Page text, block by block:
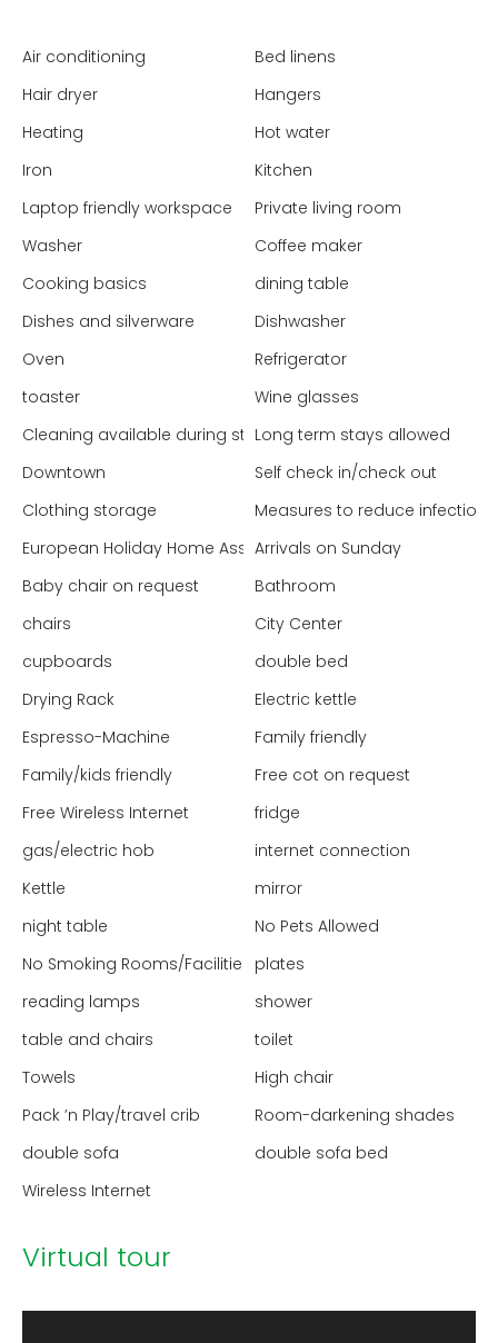
Air conditioning
Bed linens
Hair dryer
Hangers
Heating
Hot water
Iron
Kitchen
Laptop friendly workspace
Private living room
Washer
Coffee maker
Cooking basics
dining table
Dishes and silverware
Dishwasher
Oven
Refrigerator
toaster
Wine glasses
Cleaning available during stayLong term stays allowed
Downtown
Self check in/check out
Clothing storage
Measures to reduce infection
European Holiday Home Association (EHHA - Europe)
Arrivals on Sunday
Baby chair on request
Bathroom
chairs
City Center
cupboards
double bed
Drying Rack
Electric kettle
Espresso-Machine
Family friendly
Family/kids friendly
Free cot on request
Free Wireless Internet
fridge
gas/electric hob
internet connection
Kettle
mirror
night table
No Pets Allowed
No Smoking Rooms/Facilities
plates
reading lamps
shower
table and chairs
toilet
Towels
High chair
Pack ’n Play/travel crib
Room-darkening shades
double sofa
double sofa bed
Wireless Internet
Virtual tour